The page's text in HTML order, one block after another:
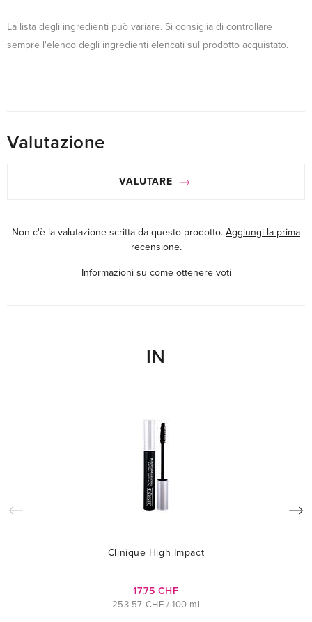
La lista degli ingredienti può variare. Si consiglia di controllare
sempre l'elenco degli ingredienti elencati sul prodotto acquistato.
Valutazione
VALUTARE
Non c'è la valutazione scritta da questo prodotto. Aggiungi la prima
recensione.
Informazioni su come ottenere voti
IN
Clinique High Impact
17.75 CHF
253.57 CHF / 100 ml